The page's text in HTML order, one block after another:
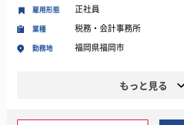
業種 税務・会計事務所
勤務地 福岡県福岡市
雇用形態 正社員
もっと見る